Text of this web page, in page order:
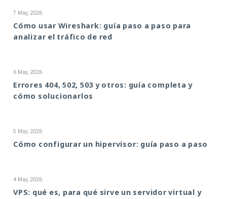
7 May, 2026
Cómo usar Wireshark: guía paso a paso para
analizar el tráfico de red
6 May, 2026
Errores 404, 502, 503 y otros: guía completa y
cómo solucionarlos
5 May, 2026
Cómo configurar un hipervisor: guía paso a paso
4 May, 2026
VPS: qué es, para qué sirve un servidor virtual y